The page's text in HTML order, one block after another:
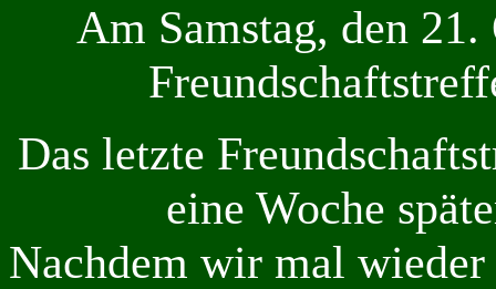
Am Samstag, den
Das letzte
eine Woche
Nachdem wir mal